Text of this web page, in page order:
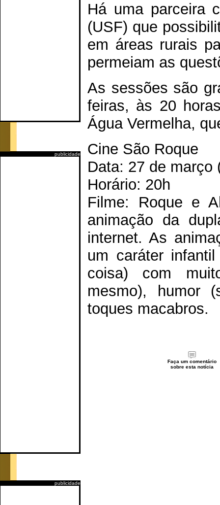
publicidade
publicidade
Há uma parceira
(USF) que
em áreas rurais
permeiam as
As sessões são
feiras, às 20
Água Vermelha,
Cine São Roque
Data: 27 de março
Horário: 20h
Filme: Roque e
animação da
internet. As
um caráter
coisa) com
mesmo), humor
toques macabros.
Faça um comentário
sobre esta notícia